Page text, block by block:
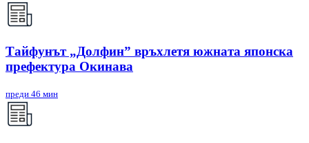
Тайфунът „Долфин” връхлетя южната японска
префектура Окинава
преди 46 мин